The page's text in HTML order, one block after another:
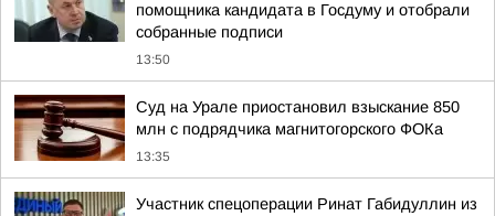
помощника кандидата в Госдуму и отобрали
собранные подписи
13:50
Суд на Урале приостановил взыскание 850
млн с подрядчика магнитогорского ФОКа
13:35
Участник спецоперации Ринат Габидуллин из